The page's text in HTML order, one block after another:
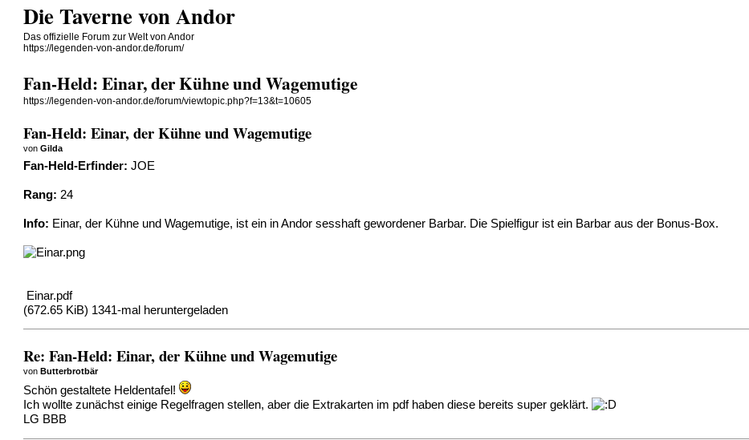
Die Taverne von Andor
Das offizielle Forum zur Welt von Andor
https://legenden-von-andor.de/forum/
Fan-Held: Einar, der Kühne und Wagemutige
https://legenden-von-andor.de/forum/viewtopic.php?f=13&t=10605
Fan-Held: Einar, der Kühne und Wagemutige
vonGilda
Fan-Held-Erfinder:JOE
Rang: 24
Info: Einar, der Kühne und Wagemutige, ist ein in Andor sesshaft gewordener Barbar. Die Spielfigur ist ein Barbar aus der Bonus-Box.
Einar.pdf
(672.65 KiB) 1341-mal heruntergeladen
Re: Fan-Held: Einar, der Kühne und Wagemutige
vonButterbrotbär
Schön gestaltete Heldentafel!
Ich wollte zunächst einige Regelfragen stellen, aber die Extrakarten im pdf haben diese bereits super geklärt.
LG BBB